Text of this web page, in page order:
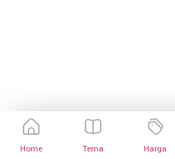
Home Tema Harga